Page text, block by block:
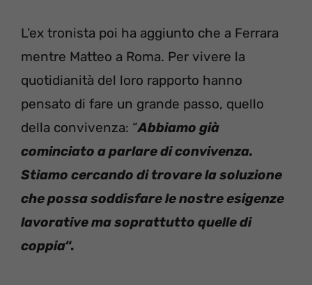
L’ex tronista poi ha aggiunto che a Ferrara
mentre Matteo a Roma. Per vivere la
quotidianità del loro rapporto hanno
pensato di fare un grande passo, quello
della convivenza: “Abbiamo già
cominciato a parlare di convivenza.
Stiamo cercando di trovare la soluzione
che possa soddisfare le nostre esigenze
lavorative ma soprattutto quelle di
coppia“.